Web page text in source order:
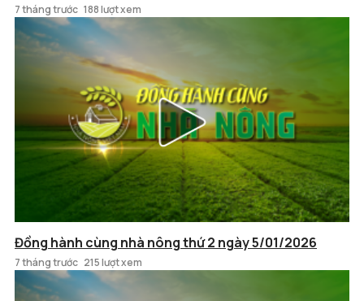
7 tháng trước 188 lượt xem
Đồng hành cùng nhà nông thứ 2 ngày 5/01/2026
7 tháng trước 215 lượt xem